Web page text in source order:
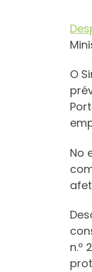
O
No
n.º